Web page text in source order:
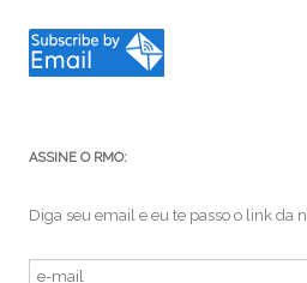
ASSINE O RMO:
Diga seu email e eu te passo o link da
e-